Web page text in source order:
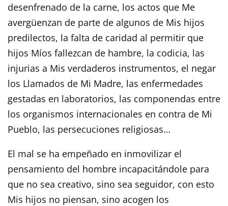
desenfrenado de la carne, los actos que Me
avergüenzan de parte de algunos de Mis hijos
predilectos, la falta de caridad al permitir que
hijos Míos fallezcan de hambre, la codicia, las
injurias a Mis verdaderos instrumentos, el negar
los Llamados de Mi Madre, las enfermedades
gestadas en laboratorios, las componendas entre
los organismos internacionales en contra de Mi
Pueblo, las persecuciones religiosas…
El mal se ha empeñado en inmovilizar el
pensamiento del hombre incapacitándole para
que no sea creativo, sino sea seguidor, con esto
Mis hijos no piensan, sino acogen los